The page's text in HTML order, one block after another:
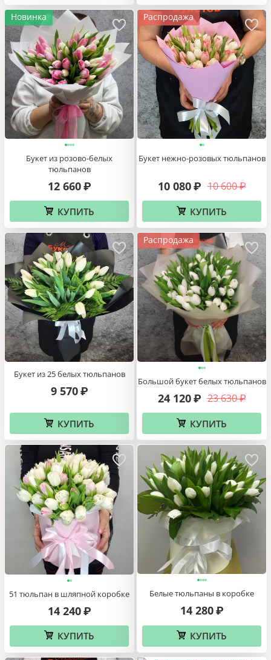
Новинка
Букет из розово-белых
тюльпанов
12 660 ₽
КУПИТЬ
Распродажа
Букет нежно-розовых тюльпанов
10 600 ₽
10 080 ₽
КУПИТЬ
Букет из 25 белых тюльпанов
9 570 ₽
КУПИТЬ
Распродажа
Большой букет белых тюльпанов
23 630 ₽
24 120 ₽
КУПИТЬ
51 тюльпан в шляпной коробке
14 240 ₽
КУПИТЬ
Белые тюльпаны в коробке
14 280 ₽
КУПИТЬ